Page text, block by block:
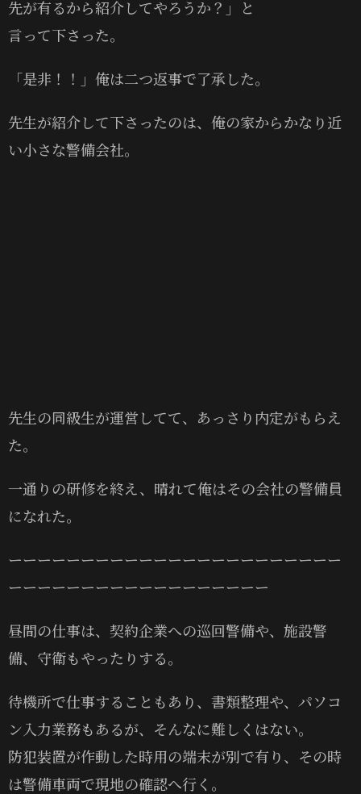
先が有るから紹介してやろうか？」と
言って下さった。
「是非！！」俺は二つ返事で了承した。
先生が紹介して下さったのは、俺の家からかなり近
い小さな警備会社。
先生の同級生が運営してて、あっさり内定がもらえ
た。
一通りの研修を終え、晴れて俺はその会社の警備員
になれた。
ーーーーーーーーーーーーーーーーーーーーーーー
ーーーーーーーーーーーーーーーーーー
昼間の仕事は、契約企業への巡回警備や、施設警
備、守衛もやったりする。
待機所で仕事することもあり、書類整理や、パソコ
ン入力業務もあるが、そんなに難しくはない。
防犯装置が作動した時用の端末が別で有り、その時
は警備車両で現地の確認へ行く。